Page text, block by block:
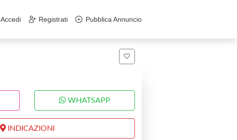
Accedi Registrati Pubblica Annuncio
WHATSAPP
INDICAZIONI